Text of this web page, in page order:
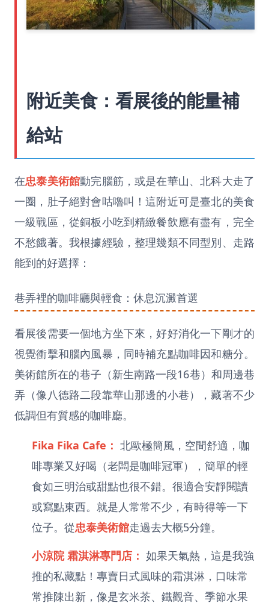
附近美食：看展後的能量補
給站
在忠泰美術館動完腦筋，或是在華山、北科大走了
一圈，肚子絕對會咕嚕叫！這附近可是臺北的美食
一級戰區，從銅板小吃到精緻餐飲應有盡有，完全
不愁餓著。我根據經驗，整理幾類不同型別、走路
能到的好選擇：
巷弄裡的咖啡廳與輕食：休息沉澱首選
看展後需要一個地方坐下來，好好消化一下剛才的
視覺衝擊和腦內風暴，同時補充點咖啡因和糖分。
美術館所在的巷子（新生南路一段16巷）和周邊巷
弄（像八德路二段靠華山那邊的小巷），藏著不少
低調但有質感的咖啡廳。
Fika Fika Cafe： 北歐極簡風，空間舒適，咖
啡專業又好喝（老闆是咖啡冠軍），簡單的輕
食如三明治或甜點也很不錯。很適合安靜閱讀
或寫點東西。就是人常常不少，有時得等一下
位子。從忠泰美術館走過去大概5分鐘。
小涼院 霜淇淋專門店： 如果天氣熱，這是我強
推的私藏點！專賣日式風味的霜淇淋，口味常
常推陳出新，像是玄米茶、鐵觀音、季節水果